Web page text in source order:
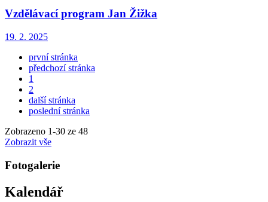
Vzdělávací program Jan Žižka
19. 2. 2025
první stránka
předchozí stránka
1
2
další stránka
poslední stránka
Zobrazeno 1-30 ze 48
Zobrazit vše
Fotogalerie
Kalendář